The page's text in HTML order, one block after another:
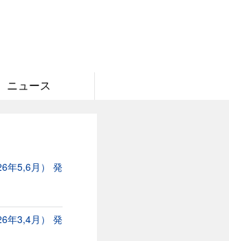
ニュース
年5,6月） 発
年3,4月） 発